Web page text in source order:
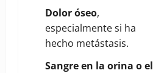
Dolor óseo,
especialmente si ha
hecho metástasis.
Sangre en la orina o el